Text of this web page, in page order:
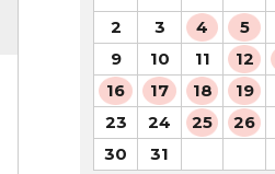
2
3 4 5
9
10 11 12
16
17 18 19
23
24 25 26
30
31